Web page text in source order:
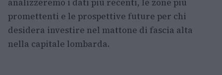
promettenti e le prospettive future per chi
desidera investire nel mattone di fascia alta
nella capitale lombarda.